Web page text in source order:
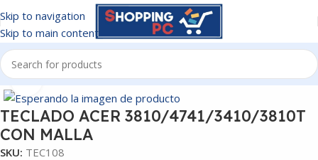
Skip to navigation
Skip to main content
Inicio/TECLADOS
Click to enlarge
TECLADO ACER 3810/4741/3410/3810T
CON MALLA
SKU: TEC108